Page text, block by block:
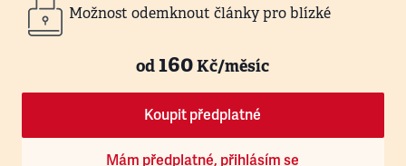
Možnost odemknout články pro blízké
od160Kč/měsíc
Koupit předplatné
Mám předplatné, přihlásím se